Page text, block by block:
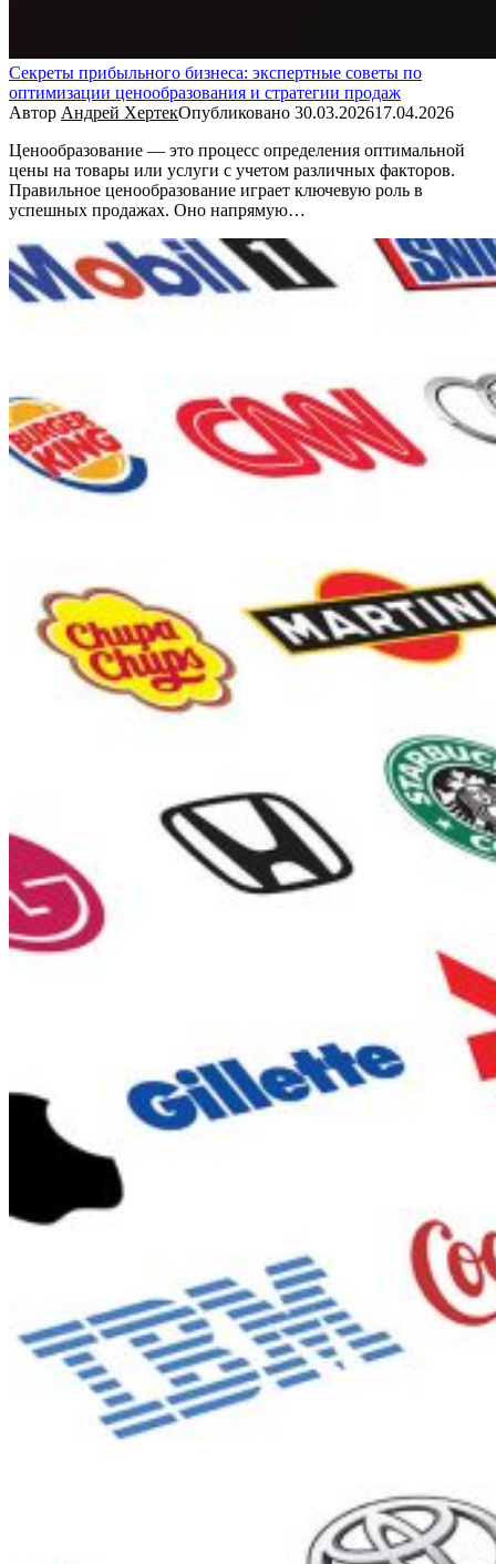
Секреты прибыльного бизнеса: экспертные советы по
оптимизации ценообразования и стратегии продаж
Автор Андрей ХертекОпубликовано 30.03.202617.04.2026
Ценообразование — это процесс определения оптимальной
цены на товары или услуги с учетом различных факторов.
Правильное ценообразование играет ключевую роль в
успешных продажах. Оно напрямую…